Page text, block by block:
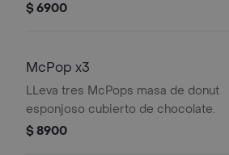
$ 6900
McPop x3
LLeva tres McPops masa de donut
esponjoso cubierto de chocolate.
$ 8900